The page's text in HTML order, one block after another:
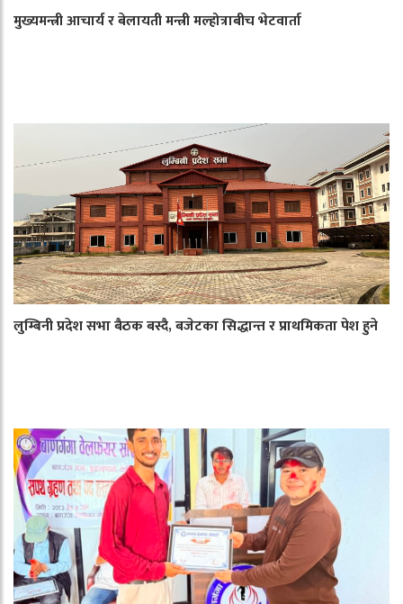
मुख्यमन्त्री आचार्य र बेलायती मन्त्री मल्होत्राबीच भेटवार्ता
लुम्बिनी प्रदेश सभा बैठक बस्दै, बजेटका सिद्धान्त र प्राथमिकता पेश हुने